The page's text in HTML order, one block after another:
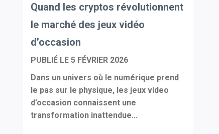
Quand les cryptos révolutionnent
le marché des jeux vidéo
d’occasion
PUBLIÉ LE5 FÉVRIER 2026
Dans un univers où le numérique prend
le pas sur le physique, les jeux video
d’occasion connaissent une
transformation inattendue...